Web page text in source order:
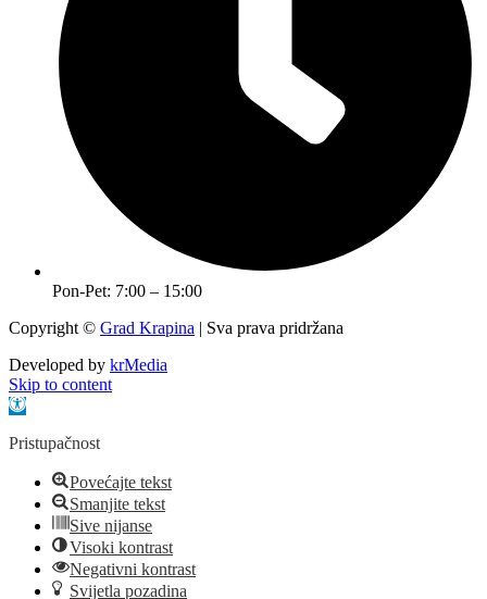
Pon-Pet: 7:00 – 15:00
Copyright © Grad Krapina | Sva prava pridržana
Developed by krMedia
Skip to content
Open toolbar
Pristupačnost
Povećajte tekst
Smanjite tekst
Sive nijanse
Visoki kontrast
Negativni kontrast
Svijetla pozadina